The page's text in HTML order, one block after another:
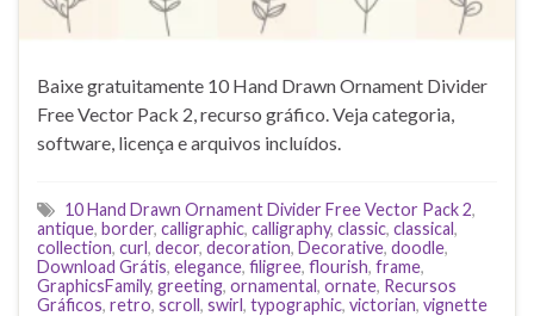
Baixe gratuitamente 10 Hand Drawn Ornament Divider
Free Vector Pack 2, recurso gráfico. Veja categoria,
software, licença e arquivos incluídos.
10 Hand Drawn Ornament Divider Free Vector Pack 2,
antique, border, calligraphic, calligraphy, classic, classical,
collection, curl, decor, decoration, Decorative, doodle,
Download Grátis, elegance, filigree, flourish, frame,
GraphicsFamily, greeting, ornamental, ornate, Recursos
Gráficos, retro, scroll, swirl, typographic, victorian, vignette